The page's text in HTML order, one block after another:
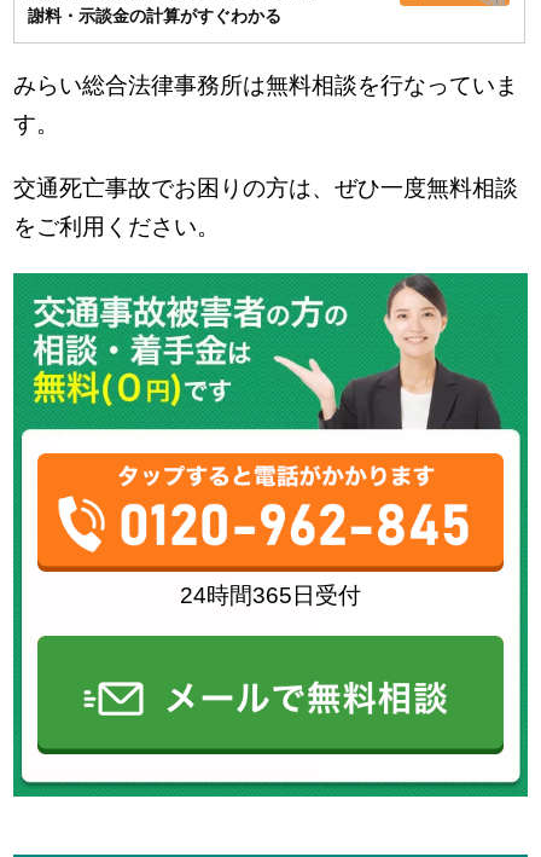
謝料・示談金の計算がすぐわかる
みらい総合法律事務所は無料相談を行なっていま
す。
交通死亡事故でお困りの方は、ぜひ一度無料相談
をご利用ください。
24時間365日受付